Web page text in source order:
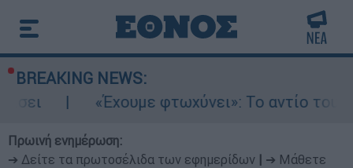
BREAKING NEWS:
«Έχουμε φτωχύνει»: Το αντίο του
Πρωινή ενημέρωση:
➔ Δείτε τα πρωτοσέλιδα των εφημερίδων
➔ Μάθετε